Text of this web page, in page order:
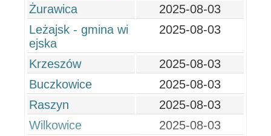
Żurawica
2025-08-03
Leżajsk - gmina wi
ejska
2025-08-03
Krzeszów
2025-08-03
Buczkowice
2025-08-03
Raszyn
2025-08-03
Wilkowice
2025-08-03